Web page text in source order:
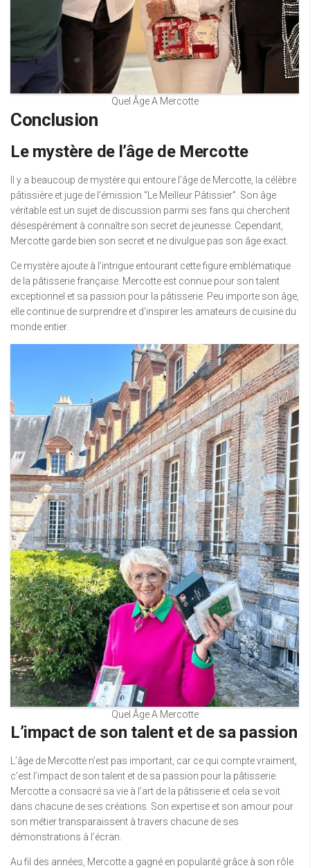
Quel Âge A Mercotte
Conclusion
Le mystère de l’âge de Mercotte
Il y a beaucoup de mystère qui entoure l’âge de Mercotte, la célèbre
pâtissière et juge de l’émission “Le Meilleur Pâtissier”. Son âge
véritable est un sujet de discussion parmi ses fans qui cherchent
désespérément à connaître son secret de jeunesse. Cependant,
Mercotte garde bien son secret et ne divulgue pas son âge exact.
Ce mystère ajoute à l’intrigue entourant cette figure emblématique
de la pâtisserie française. Mercotte est connue pour son talent
exceptionnel et sa passion pour la pâtisserie. Peu importe son âge,
elle continue de surprendre et d’inspirer les amateurs de cuisine du
monde entier.
Quel Âge A Mercotte
L’impact de son talent et de sa passion
L’âge de Mercotte n’est pas important, car ce qui compte vraiment,
c’est l’impact de son talent et de sa passion pour la pâtisserie.
Mercotte a consacré sa vie à l’art de la pâtisserie et cela se voit
dans chacune de ses créations. Son expertise et son amour pour
son métier transparaissent à travers chacune de ses
démonstrations à l’écran.
Au fil des années, Mercotte a gagné en popularité grâce à son rôle